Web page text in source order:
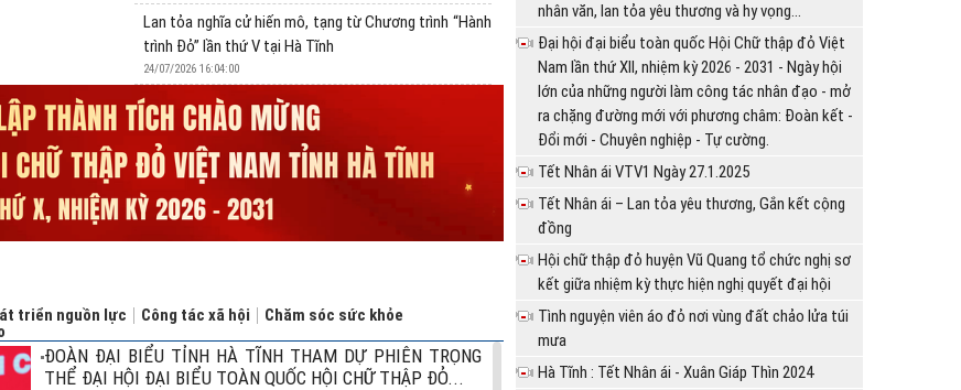
Lan tỏa nghĩa cử hiến mô, tạng từ Chương trình “Hành
trình Đỏ” lần thứ V tại Hà Tĩnh
24/07/2026 16:04:00
triển nguồn lực Công tác xã hội
Chăm sóc sức khỏe
ĐOÀN ĐẠI BIỂU TỈNH HÀ TĨNH THAM DỰ PHIÊN TRỌNG
THỂ ĐẠI HỘI ĐẠI BIỂU TOÀN QUỐC HỘI CHỮ THẬP ĐỎ...
nhân văn, lan tỏa yêu thương và hy vọng...
Đại hội đại biểu toàn quốc Hội Chữ thập đỏ Việt
Nam lần thứ XII, nhiệm kỳ 2026 - 2031 - Ngày hội
lớn của những người làm công tác nhân đạo - mở
ra chặng đường mới với phương châm: Đoàn kết -
Đổi mới - Chuyên nghiệp - Tự cường.
Tết Nhân ái VTV1 Ngày 27.1.2025
Tết Nhân ái – Lan tỏa yêu thương, Gắn kết cộng
đồng
Hội chữ thập đỏ huyện Vũ Quang tổ chức nghị sơ
kết giữa nhiệm kỳ thực hiện nghị quyết đại hội
Tình nguyện viên áo đỏ nơi vùng đất chảo lửa túi
mưa
Hà Tĩnh : Tết Nhân ái - Xuân Giáp Thìn 2024